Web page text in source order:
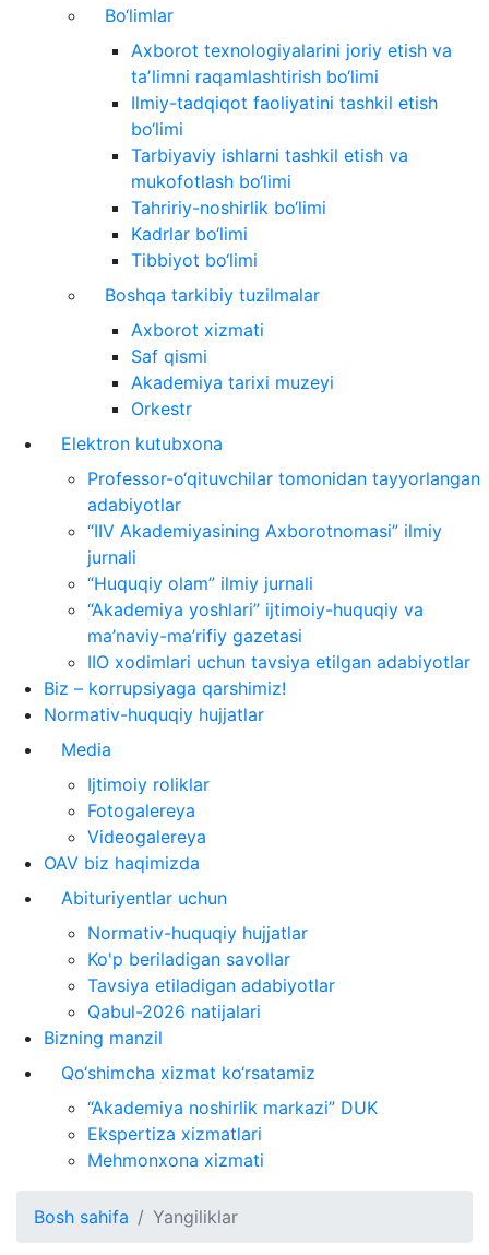
Bo‘limlar
Axborot texnologiyalarini joriy etish va
taʼlimni raqamlashtirish bo‘limi
Ilmiy-tadqiqot faoliyatini tashkil etish
bo‘limi
Tarbiyaviy ishlarni tashkil etish va
mukofotlash bo‘limi
Tahririy-noshirlik bo‘limi
Kadrlar bo‘limi
Tibbiyot bo‘limi
Boshqa tarkibiy tuzilmalar
Axborot xizmati
Saf qismi
Akademiya tarixi muzeyi
Orkestr
Elektron kutubxona
Professor-o‘qituvchilar tomonidan tayyorlangan
adabiyotlar
“IIV Akademiyasining Axborotnomasi” ilmiy
jurnali
“Huquqiy olam” ilmiy jurnali
“Akademiya yoshlari” ijtimoiy-huquqiy va
ma’naviy-ma’rifiy gazetasi
IIO xodimlari uchun tavsiya etilgan adabiyotlar
Biz – korrupsiyaga qarshimiz!
Normativ-huquqiy hujjatlar
Media
Ijtimoiy roliklar
Fotogalereya
Videogalereya
OAV biz haqimizda
Abituriyentlar uchun
Normativ-huquqiy hujjatlar
Ko'p beriladigan savollar
Tavsiya etiladigan adabiyotlar
Qabul-2026 natijalari
Bizning manzil
Qo‘shimcha xizmat ko‘rsatamiz
“Akademiya noshirlik markazi” DUK
Ekspertiza xizmatlari
Mehmonxona xizmati
Bosh sahifa Yangiliklar